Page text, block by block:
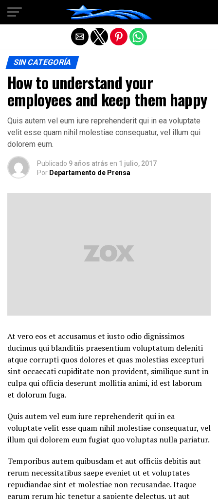
SIN CATEGORÍA
How to understand your
employees and keep them happy
Quis autem vel eum iure reprehenderit qui in ea voluptate
velit esse quam nihil molestiae consequatur, vel illum qui
dolorem eum.
Publicado 9 años atrás en 1 julio, 2017
Por Departamento de Prensa
At vero eos et accusamus et iusto odio dignissimos
ducimus qui blanditiis praesentium voluptatum deleniti
atque corrupti quos dolores et quas molestias excepturi
sint occaecati cupiditate non provident, similique sunt in
culpa qui officia deserunt mollitia animi, id est laborum
et dolorum fuga.
Quis autem vel eum iure reprehenderit qui in ea
voluptate velit esse quam nihil molestiae consequatur, vel
illum qui dolorem eum fugiat quo voluptas nulla pariatur.
Temporibus autem quibusdam et aut officiis debitis aut
rerum necessitatibus saepe eveniet ut et voluptates
repudiandae sint et molestiae non recusandae. Itaque
earum rerum hic tenetur a sapiente delectus, ut aut
Salir de la versión móvil